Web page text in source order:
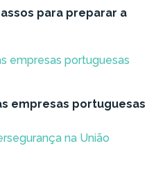
para preparar a
empresas portuguesas